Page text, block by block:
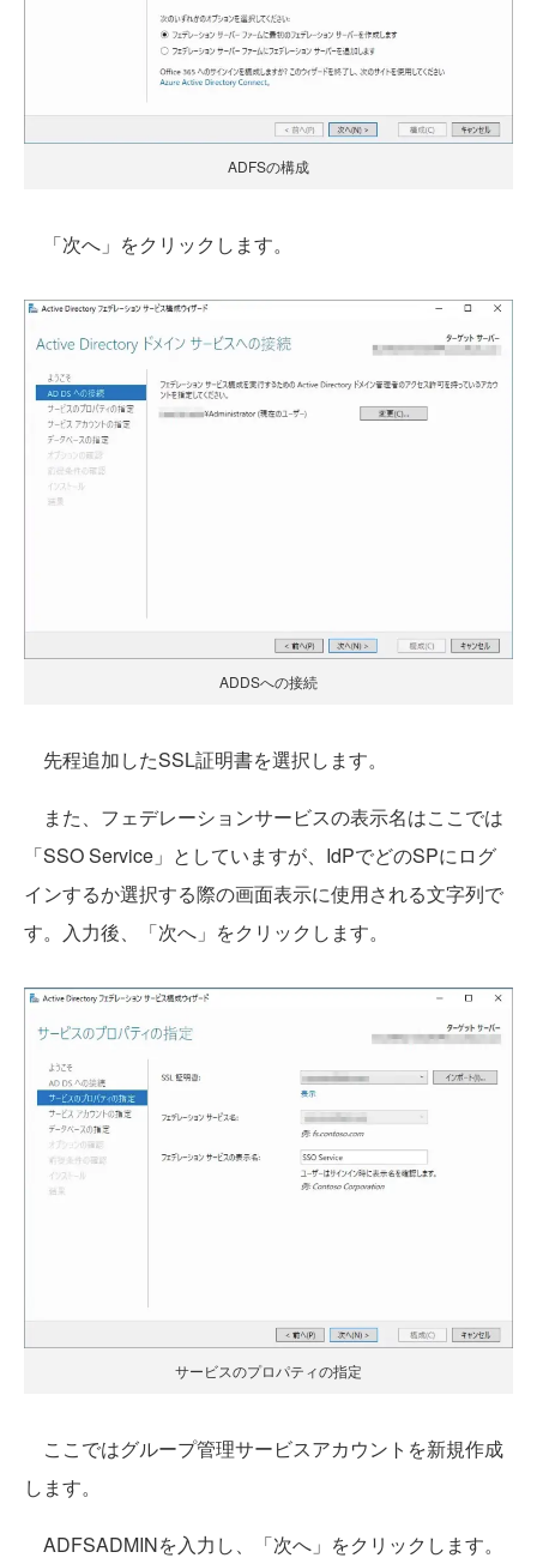
ADFSの構成
「次へ」をクリックします。
ADDSへの接続
先程追加したSSL証明書を選択します。
また、フェデレーションサービスの表示名はここでは
「SSO Service」としていますが、IdPでどのSPにログ
インするか選択する際の画面表示に使用される文字列で
す。入力後、「次へ」をクリックします。
サービスのプロパティの指定
ここではグループ管理サービスアカウントを新規作成
します。
ADFSADMINを入力し、「次へ」をクリックします。